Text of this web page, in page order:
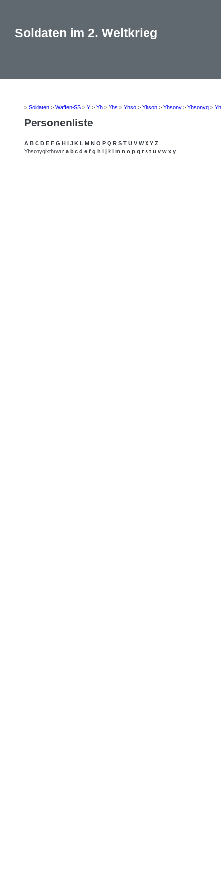
Soldaten im 2. Weltkrieg
> Soldaten > Waffen-SS > Y > Yh > Yhs > Yhso > Yhson > Yhsony > Yhsonyq >
Personenliste
A B C D E F G H I J K L M N O P Q R S T U V W X Y Z
Yhsonyqlxthrwu: a b c d e f g h i j k l m n o p q r s t u v w x y